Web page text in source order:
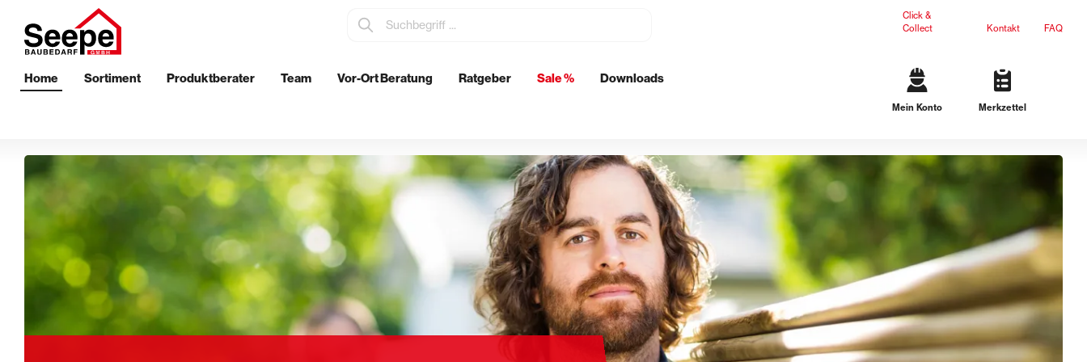
Click &
Collect
Kontakt FAQ
Home Sortiment Produktberater Team Vor-Ort Beratung Ratgeber Sale % Downloads
EPS-Perimeterdämmung
XPS-Perimeterdämmung
Wand
Boden
Außenbereich
Metabo
Eibenstock
Terrassenplatten
Mauersteine
L-Steine
Stufen
Ergänzungsprodukte
Streichen
Klebebänder & Abdeckvlies
Walzen & Roller
Ersatzbügel & Teleskopstäbe
Aufbringen & Glätten
Glättekellen & Schwertglätter
Putzkellen & Spachtel
Profil- & Eckenkellen
Rohrdurchführungen
Boden- & Wanddurchführungen
Abläufe
Futterrohre
Dichteinsätze
Lösungen für schwarze Wanne
Lösungen für weiße Wanne
Mein Konto Merkzettel